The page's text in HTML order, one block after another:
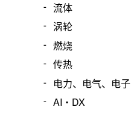
流体
涡轮
燃烧
传热
电力、电气、电子
AI・DX